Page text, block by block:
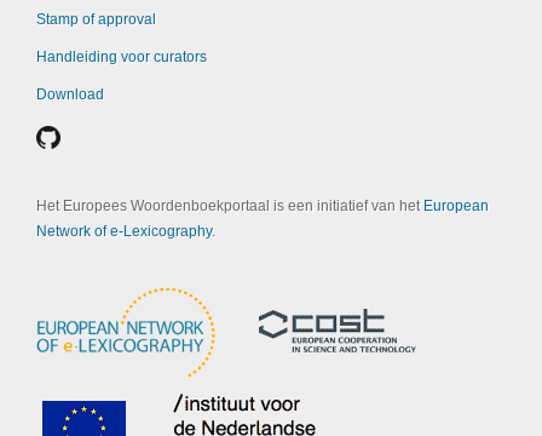
Stamp of approval
Handleiding voor curators
Download
Het Europees Woordenboekportaal is een initiatief van het European
Network of e-Lexicography.